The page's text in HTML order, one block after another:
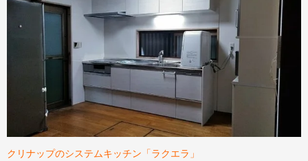
クリナップのシステムキッチン 「ラクエラ」